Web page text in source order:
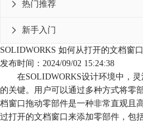
热门推荐

新手入门

SOLIDWORKS 如何从打开的文档窗
发布时间：2024/09/02 15:24:38
在SOLIDWORKS设计环境中，灵
的关键。用户可以通过多种方式将零
档窗口拖动零部件是一种非常直观且
过打开的文档窗口来添加零部件，包